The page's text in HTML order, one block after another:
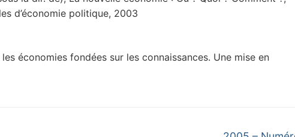
d’économie politique, 2003
économies fondées sur les connaissances. Une mise en